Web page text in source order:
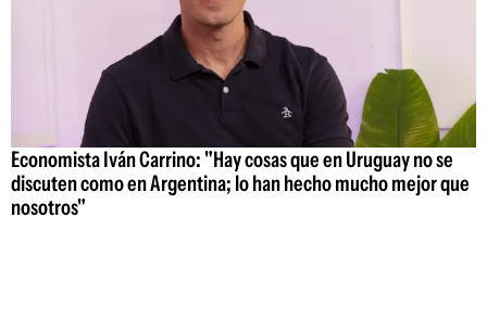
Economista Iván Carrino: "Hay cosas que en Uruguay no se
discuten como en Argentina; lo han hecho mucho mejor que
nosotros"